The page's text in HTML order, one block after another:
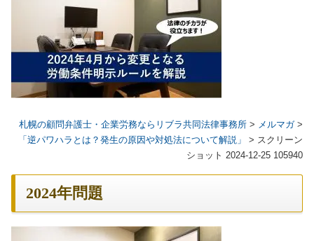
札幌の顧問弁護士・企業労務ならリブラ共同法律事務所 > メルマガ>
「逆パワハラとは？発生の原因や対処法について解説」
> スクリーン
ショット 2024-12-25 105940
2024年問題